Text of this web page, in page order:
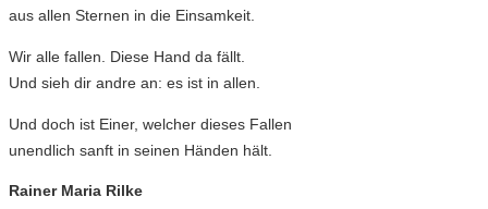
aus allen Sternen in die Einsamkeit.
Wir alle fallen. Diese Hand da fällt.
Und sieh dir andre an: es ist in allen.
Und doch ist Einer, welcher dieses Fallen
unendlich sanft in seinen Händen hält.
Rainer Maria Rilke